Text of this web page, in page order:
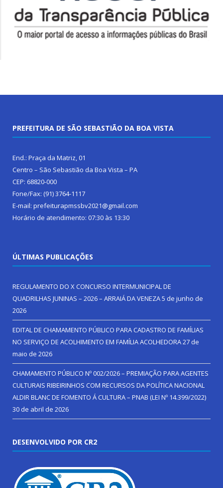
PREFEITURA DE SÃO SEBASTIÃO DA BOA VISTA
End.: Praça da Matriz, 01
Centro – São Sebastião da Boa Vista – PA
CEP: 68820-000
Fone/Fax: (91) 3764-1117
E-mail: prefeiturapmssbv2021@gmail.com
Horário de atendimento: 07:30 às 13:30
ÚLTIMAS PUBLICAÇÕES
REGULAMENTO DO X CONCURSO INTERMUNICIPAL DE
QUADRILHAS JUNINAS – 2026 – ARRAIÁ DA VENEZA5 de junho de
2026
EDITAL DE CHAMAMENTO PÚBLICO PARA CADASTRO DE FAMÍLIAS
NO SERVIÇO DE ACOLHIMENTO EM FAMÍLIA ACOLHEDORA27 de
maio de 2026
CHAMAMENTO PÚBLICO Nº 002/2026 – PREMIAÇÃO PARA AGENTES
CULTURAIS RIBEIRINHOS COM RECURSOS DA POLÍTICA NACIONAL
ALDIR BLANC DE FOMENTO Á CULTURA – PNAB (LEI Nº 14.399/2022)
30 de abril de 2026
DESENVOLVIDO POR CR2